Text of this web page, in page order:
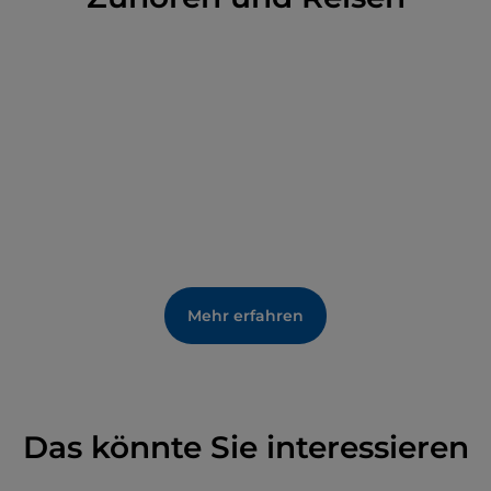
Mehr erfahren
Das könnte Sie interessieren